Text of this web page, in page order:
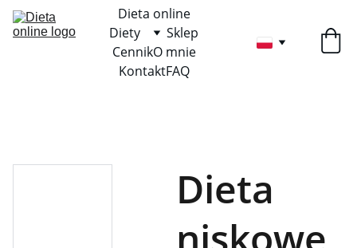
Dieta online
Diety
Sklep
CennikO mnie
KontaktFAQ
Dieta